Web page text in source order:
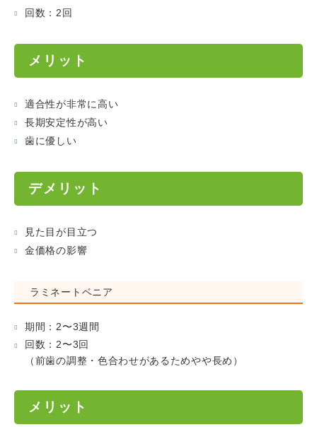
回数：2回
メリット
適合性が非常に高い
長期安定性が高い
歯に優しい
デメリット
見た目が目立つ
金価格の影響
ラミネートベニア
期間：2〜3週間
回数：2〜3回
（前歯の調整・色合わせがあるためやや長め）
メリット